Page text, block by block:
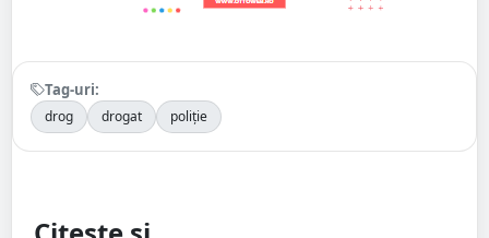
Tag-uri:
drog drogat poliție